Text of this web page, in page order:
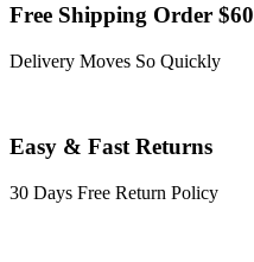
Free Shipping Order $60
Delivery Moves So Quickly
Easy & Fast Returns
30 Days Free Return Policy